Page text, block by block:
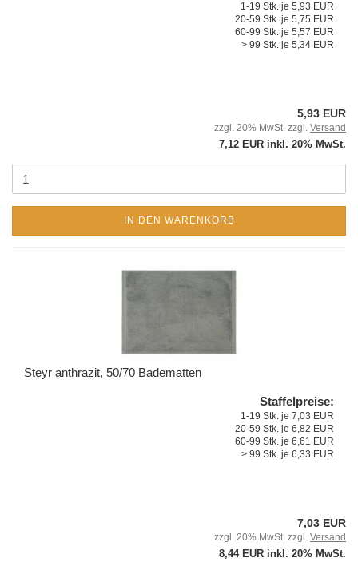
1-19 Stk. je 5,93 EUR
20-59 Stk. je 5,75 EUR
60-99 Stk. je 5,57 EUR
> 99 Stk. je 5,34 EUR
5,93 EUR
zzgl. 20% MwSt. zzgl. Versand
7,12 EUR inkl. 20% MwSt.
IN DEN WARENKORB
Steyr anthrazit, 50/70 Badematten
Staffelpreise:
1-19 Stk. je 7,03 EUR
20-59 Stk. je 6,82 EUR
60-99 Stk. je 6,61 EUR
> 99 Stk. je 6,33 EUR
7,03 EUR
zzgl. 20% MwSt. zzgl. Versand
8,44 EUR inkl. 20% MwSt.